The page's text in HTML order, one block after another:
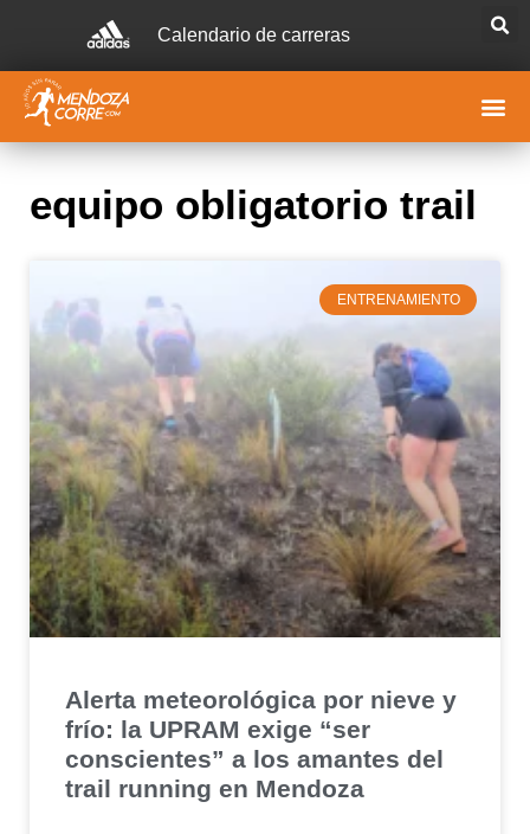
Calendario de carreras
equipo obligatorio trail
ENTRENAMIENTO
Alerta meteorológica por nieve y
frío: la UPRAM exige “ser
conscientes” a los amantes del
trail running en Mendoza